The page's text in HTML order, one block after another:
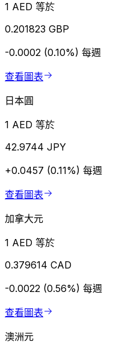
1 AED 等於
0.201823 GBP
-0.0002 (0.10%) 每週
查看圖表
日本圓
1 AED 等於
42.9744 JPY
+0.0457 (0.11%) 每週
查看圖表
加拿大元
1 AED 等於
0.379614 CAD
-0.0022 (0.56%) 每週
查看圖表
澳洲元